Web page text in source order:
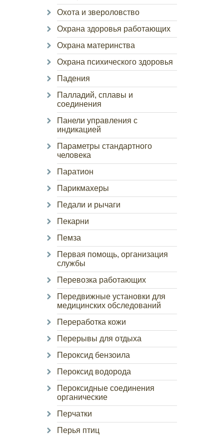
Охота и звероловство
Охрана здоровья работающих
Охрана материнства
Охрана психического здоровья
Падения
Палладий, сплавы и
соединения
Панели управления с
индикацией
Параметры стандартного
человека
Паратион
Парикмахеры
Педали и рычаги
Пекарни
Пемза
Первая помощь, организация
службы
Перевозка работающих
Передвижные установки для
медицинских обследований
Переработка кожи
Перерывы для отдыха
Пероксид бензоила
Пероксид водорода
Пероксидные соединения
органические
Перчатки
Перья птиц